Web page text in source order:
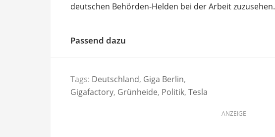
deutschen Behörden-Helden bei der Arbeit zuzusehen.
Passend dazu
Tags: Deutschland, Giga Berlin,
Gigafactory, Grünheide, Politik, Tesla
ANZEIGE